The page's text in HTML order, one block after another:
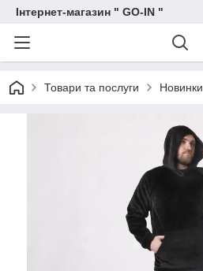
Інтернет-магазин " GO-IN "
Товари та послуги Новинки